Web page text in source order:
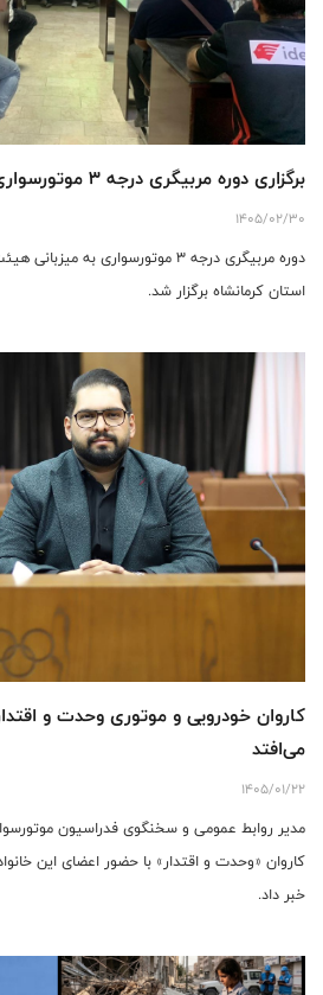
برگزاری دوره مربیگری درجه ۳ موتورسواری به میزبانی کرمانشاه
1405/02/30
دوره مربیگری درجه ۳ موتورسواری به
استان کرمانشاه برگزار شد.
کاروان خودرویی و موتوری وحدت و
می‌افتد
1405/01/22
مدیر روابط عمومی و سخنگوی فدراسیون
خبر داد.